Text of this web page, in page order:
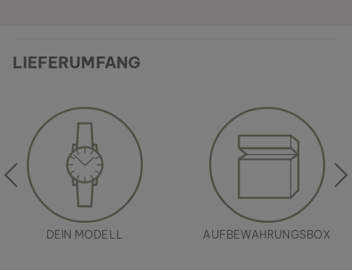
LIEFERUMFANG
DEIN MODELL AUFBEWAHRUNGSBOX